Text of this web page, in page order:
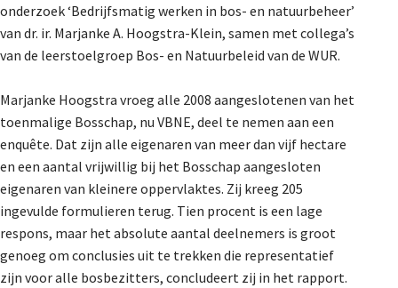
onderzoek ‘Bedrijfsmatig werken in bos- en natuurbeheer’
van dr. ir. Marjanke A. Hoogstra-Klein, samen met collega’s
van de leerstoelgroep Bos- en Natuurbeleid van de WUR.
Marjanke Hoogstra vroeg alle 2008 aangeslotenen van het
toenmalige Bosschap, nu VBNE, deel te nemen aan een
enquête. Dat zijn alle eigenaren van meer dan vijf hectare
en een aantal vrijwillig bij het Bosschap aangesloten
eigenaren van kleinere oppervlaktes. Zij kreeg 205
ingevulde formulieren terug. Tien procent is een lage
respons, maar het absolute aantal deelnemers is groot
genoeg om conclusies uit te trekken die representatief
zijn voor alle bosbezitters, concludeert zij in het rapport.